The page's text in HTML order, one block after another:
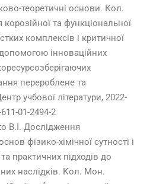
теоретичні основи. Кол.
та функціональної
комплексів і критичної
інноваційних
перероблене та
учбової літератури, 2022-
01-2494-2
В.І. Дослідження
фізико-хімічної сутності і
практичних підходів до
наслідків. Кол. Мон.